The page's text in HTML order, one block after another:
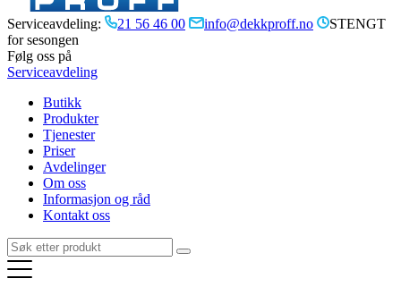
Serviceavdeling: 21 56 46 00 info@dekkproff.no
STENGT
for sesongen
Følg oss på
Serviceavdeling
Butikk
Produkter
Tjenester
Priser
Avdelinger
Om oss
Informasjon og råd
Kontakt oss